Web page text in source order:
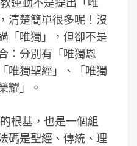
清楚簡單很多呢！沒
「唯獨」，但卻不是
：分別有「唯獨恩
唯獨聖經」、「唯獨
耀」。
根基，也是一個組
碼是聖經、傳統、理